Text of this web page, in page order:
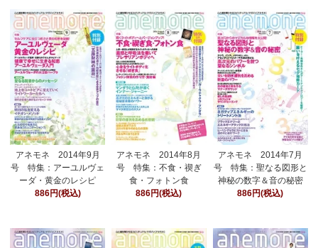
アネモネ 2014年9月
号 特集：アーユルヴェ
ーダ・黄金のレシピ
886円(税込)
アネモネ 2014年8月
号 特集：不食・禊ぎ
食・フォトン食
886円(税込)
アネモネ 2014年7月
号 特集：聖なる図形と
神秘の数字＆音の秘密
886円(税込)